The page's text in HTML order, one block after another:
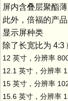
屏内含叠层聚酯
此外，倍福的产
显示屏种类
除了长宽比为
12 英寸，分辨率
12.1 英寸，分辨率
15 英寸，分辨率
15.6 英寸，分辨率